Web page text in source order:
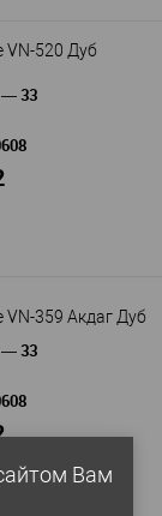
VN-520 Дуб
— 33
VN-359 Акдаг Дуб
— 33
Вам